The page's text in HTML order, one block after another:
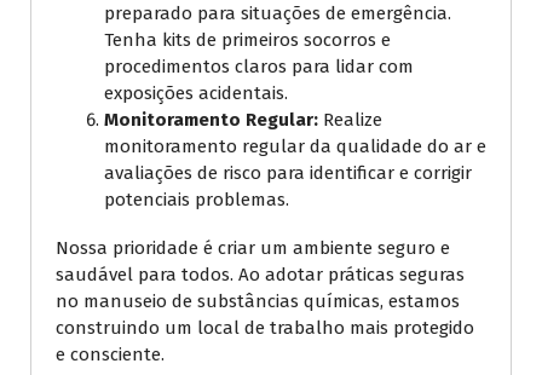
preparado para situações de emergência.
Tenha kits de primeiros socorros e
procedimentos claros para lidar com
exposições acidentais.
Monitoramento Regular: Realize
monitoramento regular da qualidade do ar e
avaliações de risco para identificar e corrigir
potenciais problemas.
Nossa prioridade é criar um ambiente seguro e
saudável para todos. Ao adotar práticas seguras
no manuseio de substâncias químicas, estamos
construindo um local de trabalho mais protegido
e consciente.